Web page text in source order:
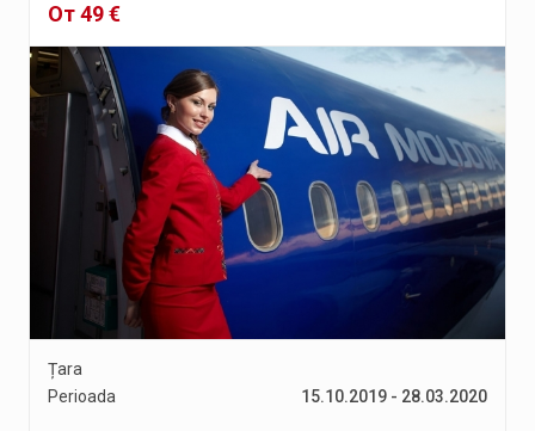
От 49 €
Țara
Perioada
15.10.2019 - 28.03.2020